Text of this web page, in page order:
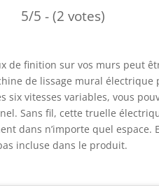
5/5 - (2 votes)
de finition sur vos murs peut
de lissage mural
six vitesses variables, vous
Sans fil, cette truelle
dans n’importe quel
incluse dans le produit.